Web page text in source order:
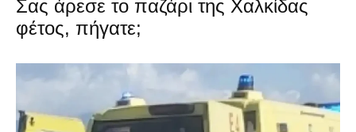
Σας άρεσε το παζάρι της Χαλκίδας
φέτος, πήγατε;